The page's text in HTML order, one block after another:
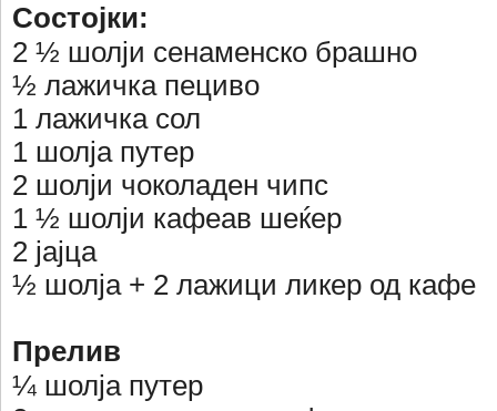
Состојки:
2 ½ шолји сенаменско брашно
½ лажичка пециво
1 лажичка сол
1 шолја путер
2 шолји чоколаден чипс
1 ½ шолји кафеав шеќер
2 јајца
½ шолја + 2 лажици ликер од кафе
Прелив
¼ шолја путер